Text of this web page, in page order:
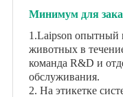
Минимум для
1.Laipson опытный
животных в
команда R&D и
обслуживания.
2. На этикетке